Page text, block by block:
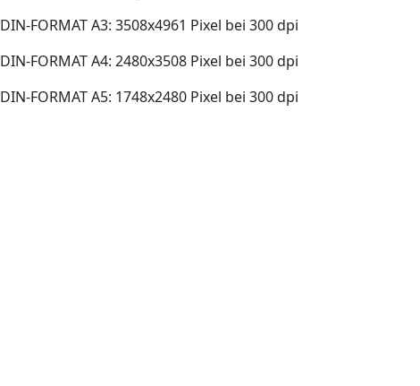
DIN-FORMAT A3: 3508x4961 Pixel bei 300 dpi
DIN-FORMAT A4: 2480x3508 Pixel bei 300 dpi
DIN-FORMAT A5: 1748x2480 Pixel bei 300 dpi